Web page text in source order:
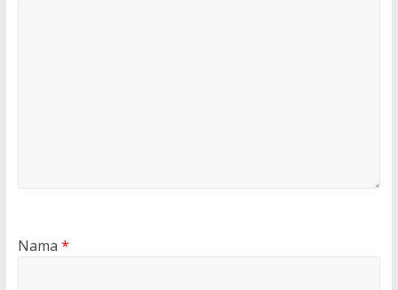
Nama *